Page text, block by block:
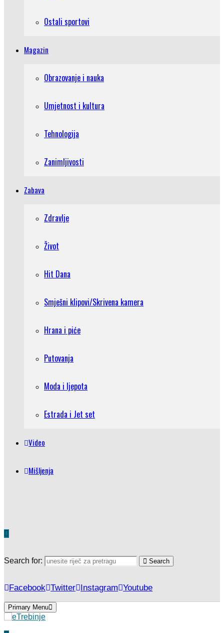
Ostali sportovi
Magazin
Obrazovanje i nauka
Umjetnost i kultura
Tehnologija
Zanimljivosti
Zabava
Zdravlje
Život
Hit Dana
Smješni klipovi/Skrivena kamera
Hrana i piće
Putovanja
Moda i ljepota
Estrada i Jet set
Video
Mišljenja
Search for: Search
Facebook Twitter Instagram Youtube
Primary Menu